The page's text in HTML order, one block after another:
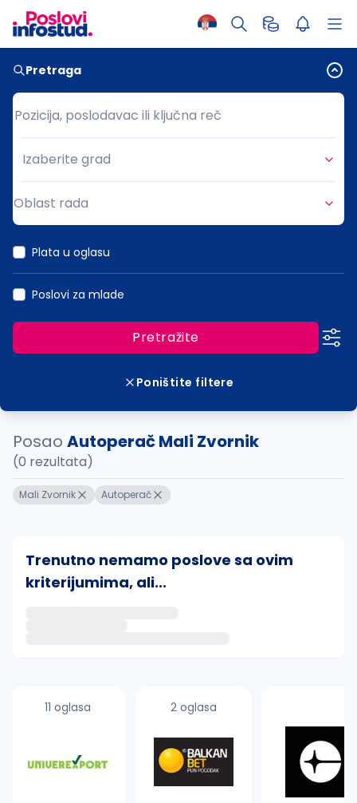
Pretraga
Pozicija, poslodavac ili ključna reč
Pozicija, poslodavac ili ključna reč
Grad
Izaberite grad
Oblast rada
Plata u oglasu
Poslovi za mlade
Pretražite
Poništite filtere
Posao Autoperač Mali Zvornik
(0 rezultata)
Mali Zvornik Autoperač
Trenutno nemamo poslove sa ovim
kriterijumima, ali...
Takođe možete da:
proverite pravopisne greške (koristite č, ć, š, đ,
11 oglasa 2 oglasa